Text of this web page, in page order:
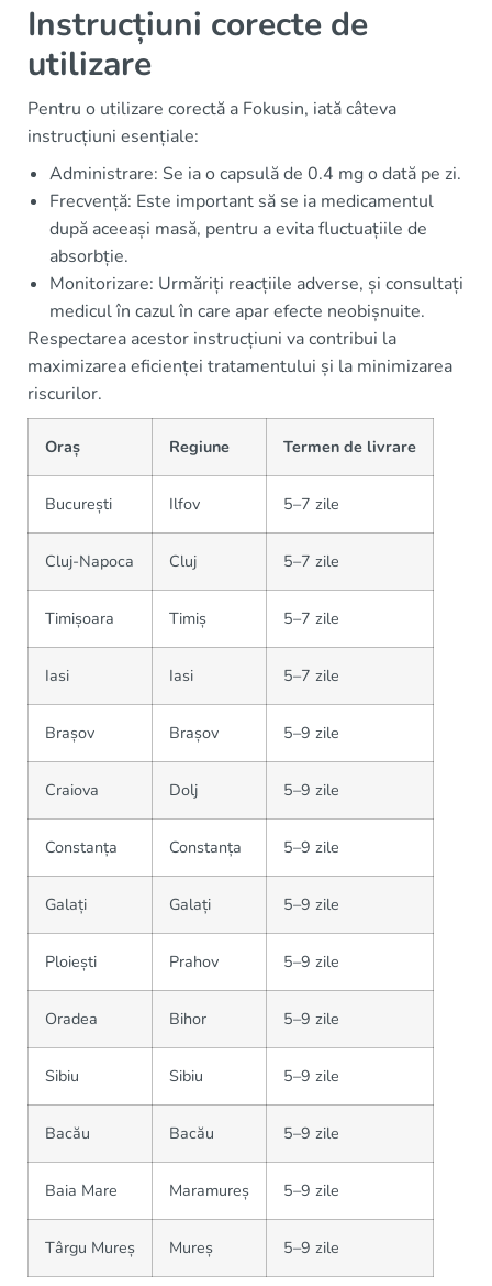
Instrucțiuni corecte de
utilizare
Pentru o utilizare corectă a Fokusin, iată câteva
instrucțiuni esențiale:
Administrare: Se ia o capsulă de 0.4 mg o dată pe zi.
Frecvență: Este important să se ia medicamentul
după aceeași masă, pentru a evita fluctuațiile de
absorbție.
Monitorizare: Urmăriți reacțiile adverse, și consultați
medicul în cazul în care apar efecte neobișnuite.
Respectarea acestor instrucțiuni va contribui la
maximizarea eficienței tratamentului și la minimizarea
riscurilor.
Oraș Regiune Termen de livrare
București Ilfov 5–7 zile
Cluj-Napoca Cluj 5–7 zile
Timișoara Timiș 5–7 zile
Iasi Iasi 5–7 zile
Brașov Brașov 5–9 zile
Craiova Dolj 5–9 zile
Constanța Constanța 5–9 zile
Galați Galați 5–9 zile
Ploiești Prahov 5–9 zile
Oradea Bihor 5–9 zile
Sibiu Sibiu 5–9 zile
Bacău Bacău 5–9 zile
Baia Mare Maramureș 5–9 zile
Târgu Mureș Mureș 5–9 zile